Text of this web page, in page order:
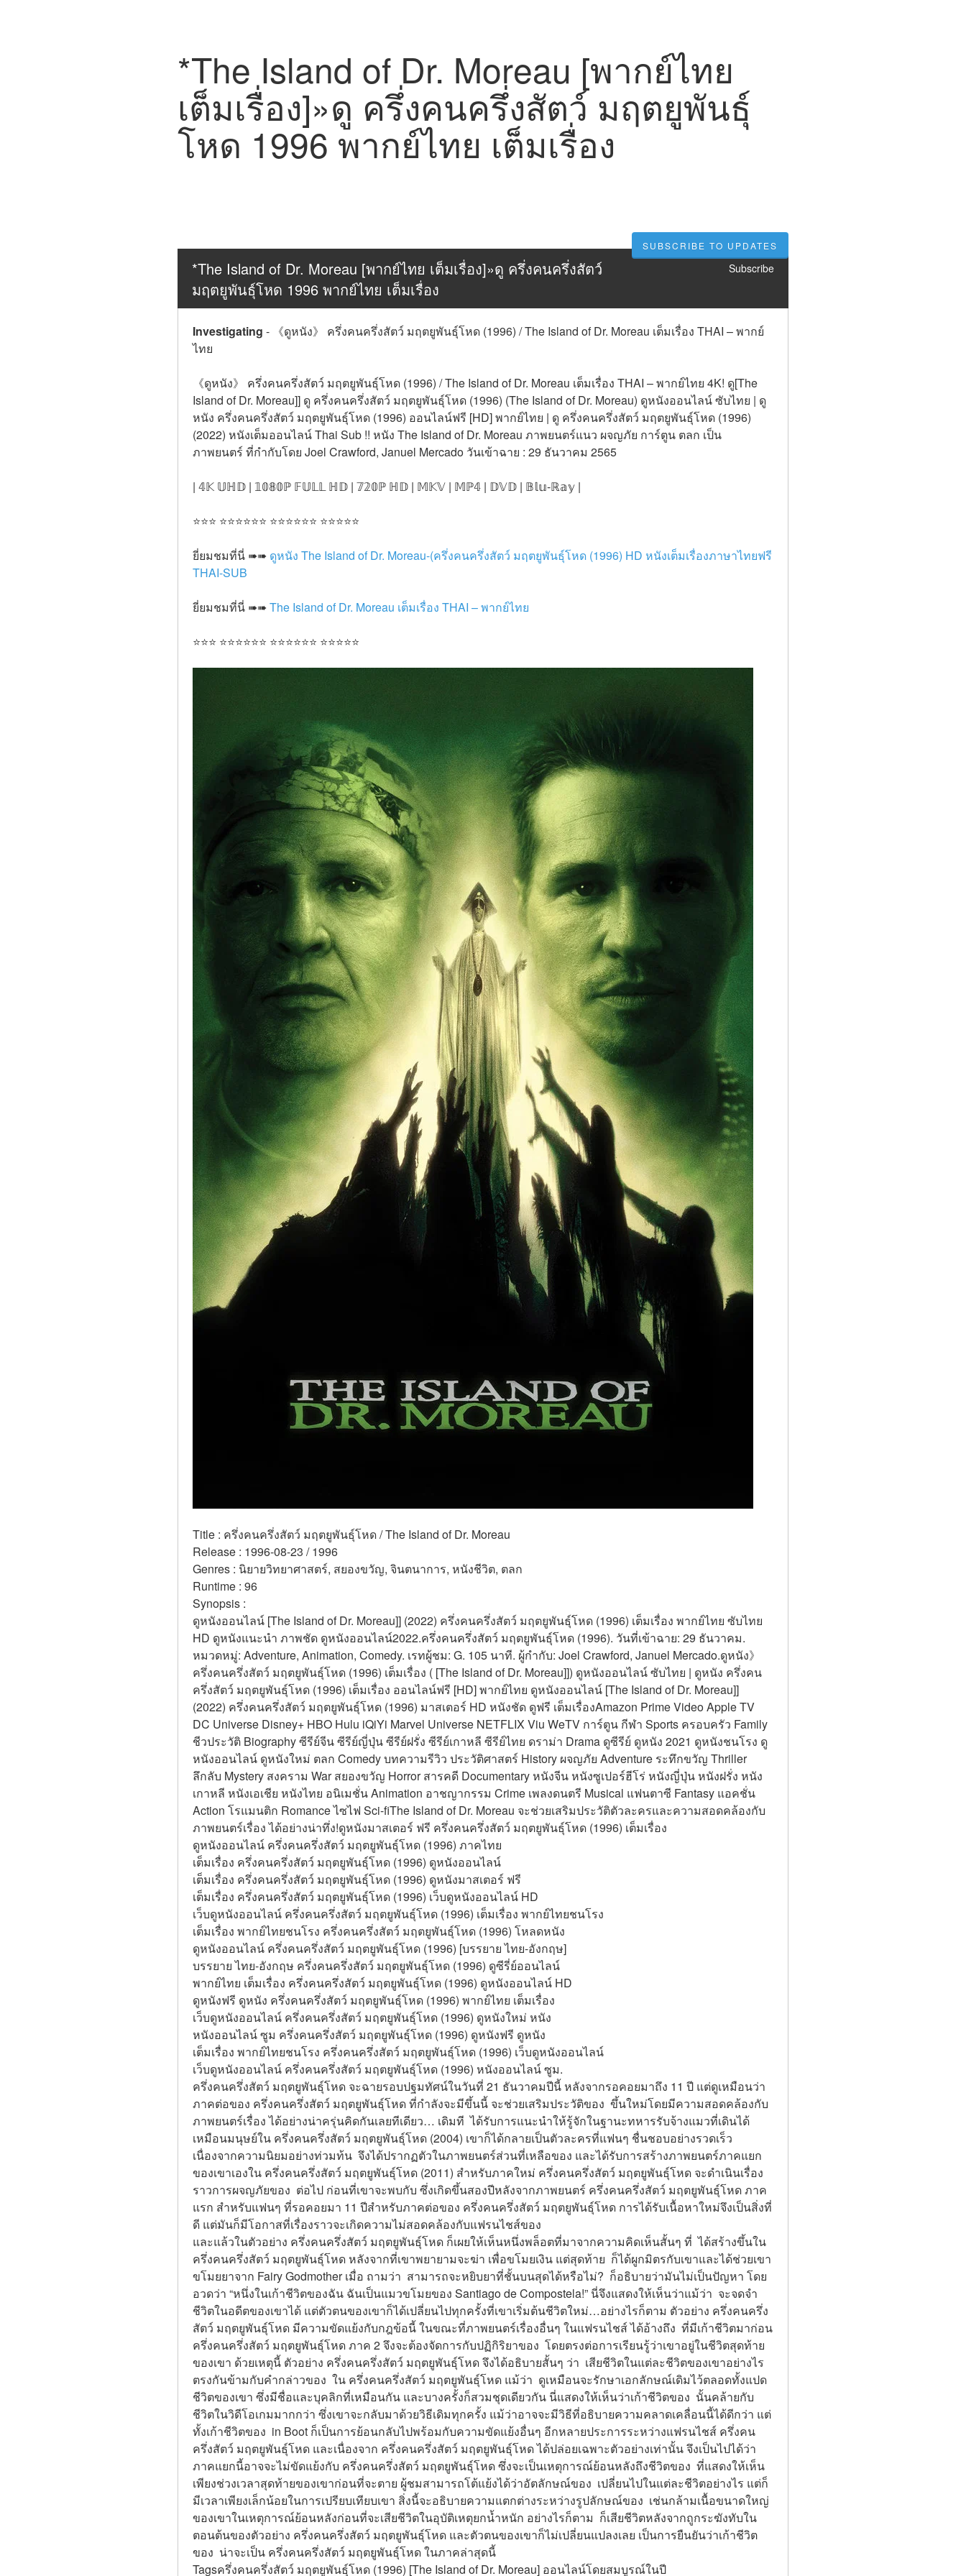
*The Island of Dr. Moreau [พากย์ไทย
เต็มเรื่อง]»ดู ครึ่งคนครึ่งสัตว์ มฤตยูพันธุ์
โหด 1996 พากย์ไทย เต็มเรื่อง
SUBSCRIBE TO UPDATES
*The Island of Dr. Moreau [พากย์ไทย เต็มเรื่อง]»ดู ครึ่งคนครึ่งสัตว์
มฤตยูพันธุ์โหด 1996 พากย์ไทย เต็มเรื่อง
Subscribe
Investigating - 《ดูหนัง》 ครึ่งคนครึ่งสัตว์ มฤตยูพันธุ์โหด (1996) / The Island of Dr. Moreau เต็มเรื่อง THAI – พากย์
ไทย
《ดูหนัง》 ครึ่งคนครึ่งสัตว์ มฤตยูพันธุ์โหด (1996) / The Island of Dr. Moreau เต็มเรื่อง THAI – พากย์ไทย 4K! ดู[The
Island of Dr. Moreau]] ดู ครึ่งคนครึ่งสัตว์ มฤตยูพันธุ์โหด (1996) (The Island of Dr. Moreau) ดูหนังออนไลน์ ซับไทย | ดู
หนัง ครึ่งคนครึ่งสัตว์ มฤตยูพันธุ์โหด (1996) ออนไลน์ฟรี [HD] พากย์ไทย | ดู ครึ่งคนครึ่งสัตว์ มฤตยูพันธุ์โหด (1996)
(2022) หนังเต็มออนไลน์ Thai Sub !! หนัง The Island of Dr. Moreau ภาพยนตร์แนว ผจญภัย การ์ตูน ตลก เป็น
ภาพยนตร์ ที่กำกับโดย Joel Crawford, Januel Mercado วันเข้าฉาย : 29 ธันวาคม 2565
| 𝟜𝕂 𝕌ℍ𝔻 | 𝟙𝟘𝟠𝟘ℙ 𝔽𝕌𝕃𝕃 ℍ𝔻 | 𝟟𝟚𝟘ℙ ℍ𝔻 | 𝕄𝕂𝕍 | 𝕄ℙ𝟜 | 𝔻𝕍𝔻 | 𝔹𝕝𝕦-ℝ𝕒𝕪 |
⭐⭐⭐ ⭐⭐⭐⭐⭐⭐ ⭐⭐⭐⭐⭐⭐ ⭐⭐⭐⭐⭐
ยี่ยมชมที่นี่ ➠➠ ดูหนัง The Island of Dr. Moreau-(ครึ่งคนครึ่งสัตว์ มฤตยูพันธุ์โหด (1996) HD หนังเต็มเรื่องภาษาไทยฟรี
THAI-SUB
ยี่ยมชมที่นี่ ➠➠ The Island of Dr. Moreau เต็มเรื่อง THAI – พากย์ไทย
⭐⭐⭐ ⭐⭐⭐⭐⭐⭐ ⭐⭐⭐⭐⭐⭐ ⭐⭐⭐⭐⭐
Title : ครึ่งคนครึ่งสัตว์ มฤตยูพันธุ์โหด / The Island of Dr. Moreau
Release : 1996-08-23 / 1996
Genres : นิยายวิทยาศาสตร์, สยองขวัญ, จินตนาการ, หนังชีวิต, ตลก
Runtime : 96
Synopsis :
ดูหนังออนไลน์ [The Island of Dr. Moreau]] (2022) ครึ่งคนครึ่งสัตว์ มฤตยูพันธุ์โหด (1996) เต็มเรื่อง พากย์ไทย ซับไทย
HD ดูหนังแนะนำ ภาพชัด ดูหนังออนไลน์2022.ครึ่งคนครึ่งสัตว์ มฤตยูพันธุ์โหด (1996). วันที่เข้าฉาย: 29 ธันวาคม.
หมวดหมู่: Adventure, Animation, Comedy. เรทผู้ชม: G. 105 นาที. ผู้กำกับ: Joel Crawford, Januel Mercado.ดูหนัง》
ครึ่งคนครึ่งสัตว์ มฤตยูพันธุ์โหด (1996) เต็มเรื่อง ( [The Island of Dr. Moreau]]) ดูหนังออนไลน์ ซับไทย | ดูหนัง ครึ่งคน
ครึ่งสัตว์ มฤตยูพันธุ์โหด (1996) เต็มเรื่อง ออนไลน์ฟรี [HD] พากย์ไทย ดูหนังออนไลน์ [The Island of Dr. Moreau]]
(2022) ครึ่งคนครึ่งสัตว์ มฤตยูพันธุ์โหด (1996) มาสเตอร์ HD หนังชัด ดูฟรี เต็มเรื่องAmazon Prime Video Apple TV
DC Universe Disney+ HBO Hulu iQiYi Marvel Universe NETFLIX Viu WeTV การ์ตูน กีฬา Sports ครอบครัว Family
ชีวประวัติ Biography ซีรีย์จีน ซีรีย์ญี่ปุ่น ซีรีย์ฝรั่ง ซีรีย์เกาหลี ซีรีย์ไทย ดราม่า Drama ดูซีรีย์ ดูหนัง 2021 ดูหนังชนโรง ดู
หนังออนไลน์ ดูหนังใหม่ ตลก Comedy บทความรีวิว ประวัติศาสตร์ History ผจญภัย Adventure ระทึกขวัญ Thriller
ลึกลับ Mystery สงคราม War สยองขวัญ Horror สารคดี Documentary หนังจีน หนังซูเปอร์ฮีโร่ หนังญี่ปุ่น หนังฝรั่ง หนัง
เกาหลี หนังเอเชีย หนังไทย อนิเมชั่น Animation อาชญากรรม Crime เพลงดนตรี Musical แฟนตาซี Fantasy แอคชั่น
Action โรแมนติก Romance ไซไฟ Sci-fiThe Island of Dr. Moreau จะช่วยเสริมประวัติตัวละครและความสอดคล้องกับ
ภาพยนตร์เรื่อง ได้อย่างน่าทึ่ง!ดูหนังมาสเตอร์ ฟรี ครึ่งคนครึ่งสัตว์ มฤตยูพันธุ์โหด (1996) เต็มเรื่อง
ดูหนังออนไลน์ ครึ่งคนครึ่งสัตว์ มฤตยูพันธุ์โหด (1996) ภาคไทย
เต็มเรื่อง ครึ่งคนครึ่งสัตว์ มฤตยูพันธุ์โหด (1996) ดูหนังออนไลน์
เต็มเรื่อง ครึ่งคนครึ่งสัตว์ มฤตยูพันธุ์โหด (1996) ดูหนังมาสเตอร์ ฟรี
เต็มเรื่อง ครึ่งคนครึ่งสัตว์ มฤตยูพันธุ์โหด (1996) เว็บดูหนังออนไลน์ HD
เว็บดูหนังออนไลน์ ครึ่งคนครึ่งสัตว์ มฤตยูพันธุ์โหด (1996) เต็มเรื่อง พากย์ไทยชนโรง
เต็มเรื่อง พากย์ไทยชนโรง ครึ่งคนครึ่งสัตว์ มฤตยูพันธุ์โหด (1996) โหลดหนัง
ดูหนังออนไลน์ ครึ่งคนครึ่งสัตว์ มฤตยูพันธุ์โหด (1996) [บรรยาย ไทย-อังกฤษ]
บรรยาย ไทย-อังกฤษ ครึ่งคนครึ่งสัตว์ มฤตยูพันธุ์โหด (1996) ดูซีรี่ย์ออนไลน์
พากย์ไทย เต็มเรื่อง ครึ่งคนครึ่งสัตว์ มฤตยูพันธุ์โหด (1996) ดูหนังออนไลน์ HD
ดูหนังฟรี ดูหนัง ครึ่งคนครึ่งสัตว์ มฤตยูพันธุ์โหด (1996) พากย์ไทย เต็มเรื่อง
เว็บดูหนังออนไลน์ ครึ่งคนครึ่งสัตว์ มฤตยูพันธุ์โหด (1996) ดูหนังใหม่ หนัง
หนังออนไลน์ ซูม ครึ่งคนครึ่งสัตว์ มฤตยูพันธุ์โหด (1996) ดูหนังฟรี ดูหนัง
เต็มเรื่อง พากย์ไทยชนโรง ครึ่งคนครึ่งสัตว์ มฤตยูพันธุ์โหด (1996) เว็บดูหนังออนไลน์
เว็บดูหนังออนไลน์ ครึ่งคนครึ่งสัตว์ มฤตยูพันธุ์โหด (1996) หนังออนไลน์ ซูม.
ครึ่งคนครึ่งสัตว์ มฤตยูพันธุ์โหด จะฉายรอบปฐมทัศน์ในวันที่ 21 ธันวาคมปีนี้ หลังจากรอคอยมาถึง 11 ปี แต่ดูเหมือนว่า
ภาคต่อของ ครึ่งคนครึ่งสัตว์ มฤตยูพันธุ์โหด ที่กำลังจะมีขึ้นนี้ จะช่วยเสริมประวัติของ  ขึ้นใหม่โดยมีความสอดคล้องกับ
ภาพยนตร์เรื่อง ได้อย่างน่าครุ่นคิดกันเลยทีเดียว… เดิมที  ได้รับการแนะนำให้รู้จักในฐานะทหารรับจ้างแมวที่เดินได้
เหมือนมนุษย์ใน ครึ่งคนครึ่งสัตว์ มฤตยูพันธุ์โหด (2004) เขาก็ได้กลายเป็นตัวละครที่แฟนๆ ชื่นชอบอย่างรวดเร็ว
เนื่องจากความนิยมอย่างท่วมท้น  จึงได้ปรากฏตัวในภาพยนตร์ส่วนที่เหลือของ และได้รับการสร้างภาพยนตร์ภาคแยก
ของเขาเองใน ครึ่งคนครึ่งสัตว์ มฤตยูพันธุ์โหด (2011) สำหรับภาคใหม่ ครึ่งคนครึ่งสัตว์ มฤตยูพันธุ์โหด จะดำเนินเรื่อง
ราวการผจญภัยของ  ต่อไป ก่อนที่เขาจะพบกับ ซึ่งเกิดขึ้นสองปีหลังจากภาพยนตร์ ครึ่งคนครึ่งสัตว์ มฤตยูพันธุ์โหด ภาค
แรก สำหรับแฟนๆ ที่รอคอยมา 11 ปีสำหรับภาคต่อของ ครึ่งคนครึ่งสัตว์ มฤตยูพันธุ์โหด การได้รับเนื้อหาใหม่จึงเป็นสิ่งที่
ดี แต่มันก็มีโอกาสที่เรื่องราวจะเกิดความไม่สอดคล้องกับแฟรนไชส์ของ
และแล้วในตัวอย่าง ครึ่งคนครึ่งสัตว์ มฤตยูพันธุ์โหด ก็เผยให้เห็นหนึ่งพล็อตที่มาจากความคิดเห็นสั้นๆ ที่  ได้สร้างขึ้นใน
ครึ่งคนครึ่งสัตว์ มฤตยูพันธุ์โหด หลังจากที่เขาพยายามจะฆ่า เพื่อขโมยเงิน แต่สุดท้าย  ก็ได้ผูกมิตรกับเขาและได้ช่วยเขา
ขโมยยาจาก Fairy Godmother เมื่อ ถามว่า  สามารถจะหยิบยาที่ชั้นบนสุดได้หรือไม่?  ก็อธิบายว่ามันไม่เป็นปัญหา โดย
อวดว่า “หนึ่งในเก้าชีวิตของฉัน ฉันเป็นแมวขโมยของ Santiago de Compostela!” นี่จึงแสดงให้เห็นว่าแม้ว่า  จะจดจำ
ชีวิตในอดีตของเขาได้ แต่ตัวตนของเขาก็ได้เปลี่ยนไปทุกครั้งที่เขาเริ่มต้นชีวิตใหม่…อย่างไรก็ตาม ตัวอย่าง ครึ่งคนครึ่ง
สัตว์ มฤตยูพันธุ์โหด มีความขัดแย้งกับกฎข้อนี้ ในขณะที่ภาพยนตร์เรื่องอื่นๆ ในแฟรนไชส์ ได้อ้างถึง  ที่มีเก้าชีวิตมาก่อน
ครึ่งคนครึ่งสัตว์ มฤตยูพันธุ์โหด ภาค 2 จึงจะต้องจัดการกับปฏิกิริยาของ  โดยตรงต่อการเรียนรู้ว่าเขาอยู่ในชีวิตสุดท้าย
ของเขา ด้วยเหตุนี้ ตัวอย่าง ครึ่งคนครึ่งสัตว์ มฤตยูพันธุ์โหด จึงได้อธิบายสั้นๆ ว่า  เสียชีวิตในแต่ละชีวิตของเขาอย่างไร
ตรงกันข้ามกับคำกล่าวของ  ใน ครึ่งคนครึ่งสัตว์ มฤตยูพันธุ์โหด แม้ว่า  ดูเหมือนจะรักษาเอกลักษณ์เดิมไว้ตลอดทั้งแปด
ชีวิตของเขา ซึ่งมีชื่อและบุคลิกที่เหมือนกัน และบางครั้งก็สวมชุดเดียวกัน นี่แสดงให้เห็นว่าเก้าชีวิตของ  นั้นคล้ายกับ
ชีวิตในวิดีโอเกมมากกว่า ซึ่งเขาจะกลับมาด้วยวิธีเดิมทุกครั้ง แม้ว่าอาจจะมีวิธีที่อธิบายความคลาดเคลื่อนนี้ได้ดีกว่า แต่
ทั้งเก้าชีวิตของ  in Boot ก็เป็นการย้อนกลับไปพร้อมกับความขัดแย้งอื่นๆ อีกหลายประการระหว่างแฟรนไชส์ ครึ่งคน
ครึ่งสัตว์ มฤตยูพันธุ์โหด และเนื่องจาก ครึ่งคนครึ่งสัตว์ มฤตยูพันธุ์โหด ได้ปล่อยเฉพาะตัวอย่างเท่านั้น จึงเป็นไปได้ว่า
ภาคแยกนี้อาจจะไม่ขัดแย้งกับ ครึ่งคนครึ่งสัตว์ มฤตยูพันธุ์โหด ซึ่งจะเป็นเหตุการณ์ย้อนหลังถึงชีวิตของ  ที่แสดงให้เห็น
เพียงช่วงเวลาสุดท้ายของเขาก่อนที่จะตาย ผู้ชมสามารถโต้แย้งได้ว่าอัตลักษณ์ของ  เปลี่ยนไปในแต่ละชีวิตอย่างไร แต่ก็
มีเวลาเพียงเล็กน้อยในการเปรียบเทียบเขา สิ่งนี้จะอธิบายความแตกต่างระหว่างรูปลักษณ์ของ  เช่นกล้ามเนื้อขนาดใหญ่
ของเขาในเหตุการณ์ย้อนหลังก่อนที่จะเสียชีวิตในอุบัติเหตุยกน้ำหนัก อย่างไรก็ตาม  ก็เสียชีวิตหลังจากถูกระฆังทับใน
ตอนต้นของตัวอย่าง ครึ่งคนครึ่งสัตว์ มฤตยูพันธุ์โหด และตัวตนของเขาก็ไม่เปลี่ยนแปลงเลย เป็นการยืนยันว่าเก้าชีวิต
ของ  น่าจะเป็น ครึ่งคนครึ่งสัตว์ มฤตยูพันธุ์โหด ในภาคล่าสุดนี้
Tagsครึ่งคนครึ่งสัตว์ มฤตยูพันธุ์โหด (1996) [The Island of Dr. Moreau] ออนไลน์โดยสมบูรณ์ในปี